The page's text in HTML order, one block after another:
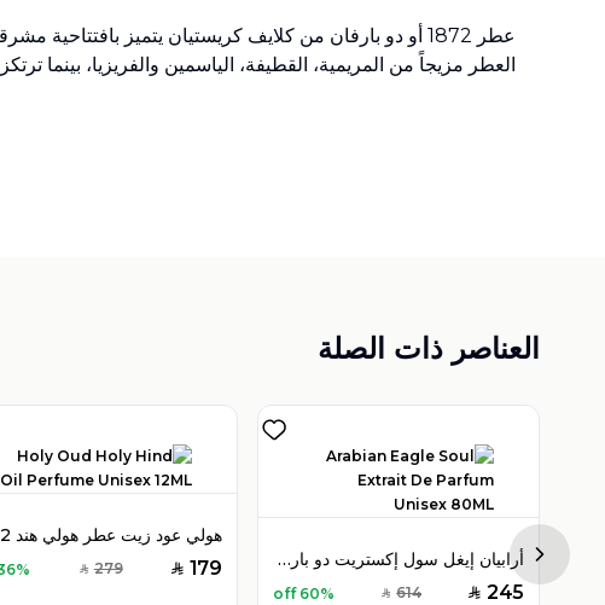
عطر 1872 أو دو بارفان من كلايف كريستيان يتميز
العطر مزيجاً من المريمية، القطيفة، الياسمين والفريزيا، بينما
العناصر ذات الصلة
SAR 179
SAR 279
off أرابيان إيغل سول إكستريت دو بارفان 80 مل للرجال
SAR 245
SAR 614
60% off
Next